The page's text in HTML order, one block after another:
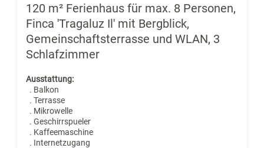
120 m² Ferienhaus für max. 8 Personen,
Finca 'Tragaluz Il' mit Bergblick,
Gemeinschaftsterrasse und WLAN, 3
Schlafzimmer
Ausstattung:
. Balkon
. Terrasse
. Mikrowelle
. Geschirrspueler
. Kaffeemaschine
. Internetzugang